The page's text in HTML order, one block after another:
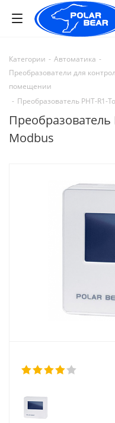
Категории - Автоматика -
Преобразователи для
помещении
- Преобразователь PHT-R1-
Преобразователь
Modbus